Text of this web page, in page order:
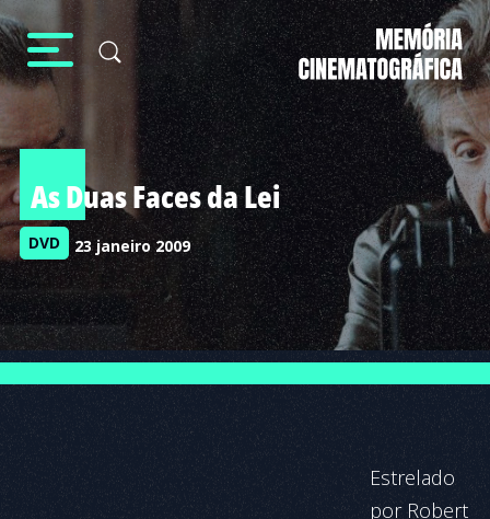
As Duas Faces da Lei
DVD 23 janeiro 2009
Estrelado
por Robert